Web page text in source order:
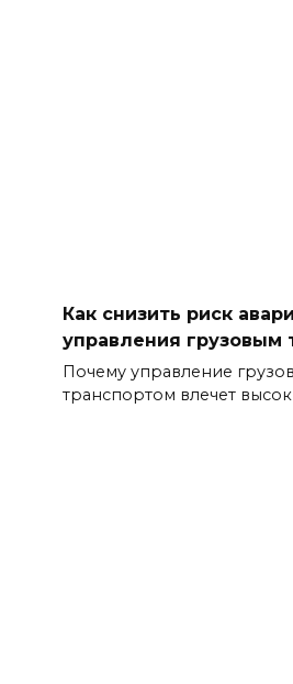
Как снизить риск
управления грузовым
Почему управление
транспортом влечет